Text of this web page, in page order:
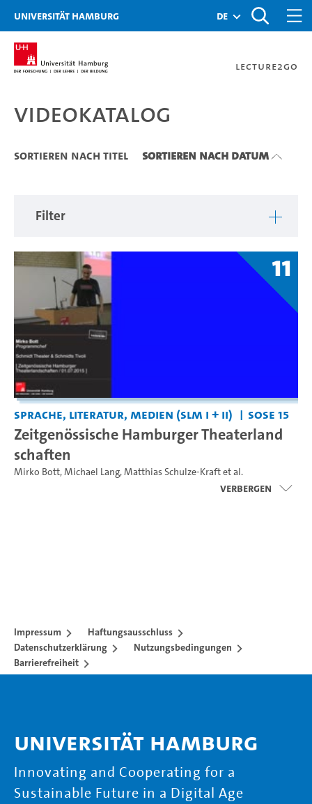
Zu den Filtern
Zur Metanavigation
Zur Hauptnavigation
Zur Suche
Zum Inhalt
Zum Seitenfuss
Universität Hamburg de
Lecture2Go
Videokatalog
Videokatalog
Sortieren nach Titel Sortieren nach Datum
Filter
11
Sprache, Literatur, Medien (SLM I + II) SoSe 15
Zeitgenössische Hamburger Theaterland
schaften
Mirko Bott,Michael Lang,Matthias Schulze-Kraftet al.
Verbergen
Impressum
Haftungsausschluss
Datenschutzerklärung
Nutzungsbedingungen
Barrierefreiheit
Universität Hamburg
Innovating and Cooperating for a
Sustainable Future in a Digital Age